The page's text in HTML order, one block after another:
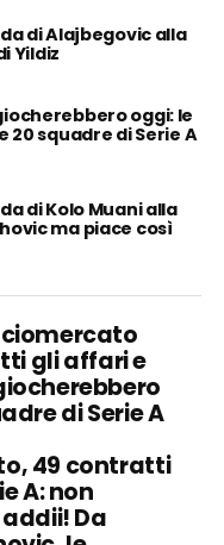
di Alajbegovic alla
Yildiz
oggi: le
squadre di Serie A
di Kolo Muani alla
ma piace così
gli affari e
di Serie A
49 contratti
A: non
Da